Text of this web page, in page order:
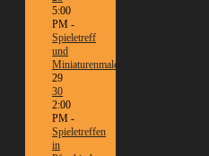
5:00
PM -
Spieletreff
und
Miniaturenmalen/Tabletop
29
30
2:00
PM -
Spieletreffen
in